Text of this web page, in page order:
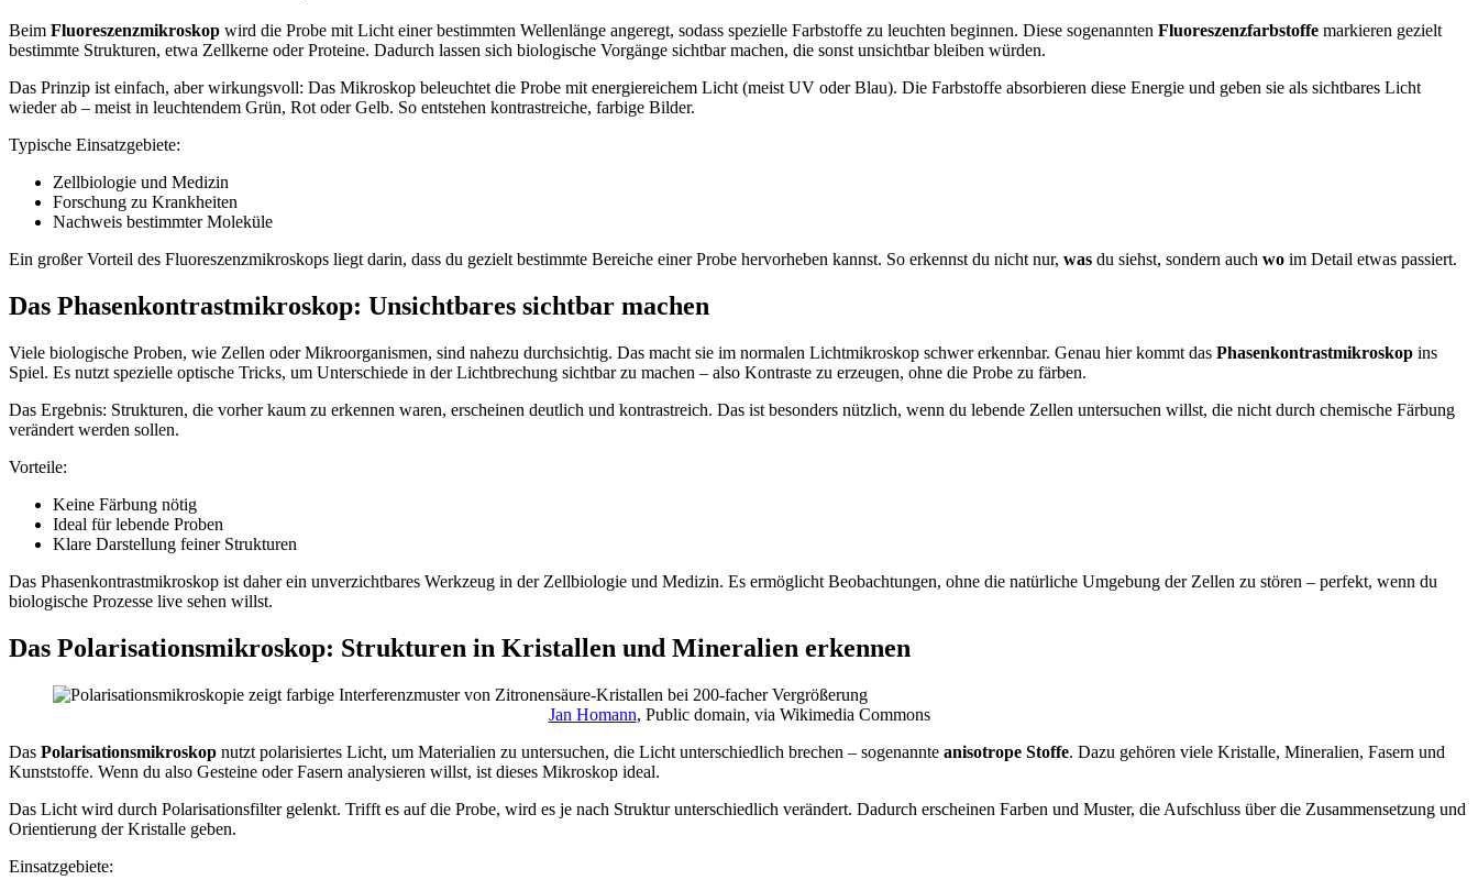
Beim Fluoreszenzmikroskop wird die Probe mit Licht einer bestimmten Wellenlänge angeregt, sodass spezielle Farbstoffe zu leuchten beginnen. Diese sogenannten Fluoreszenzfarbstoffe markieren gezielt
bestimmte Strukturen, etwa Zellkerne oder Proteine. Dadurch lassen sich biologische Vorgänge sichtbar machen, die sonst unsichtbar bleiben würden.
Das Prinzip ist einfach, aber wirkungsvoll: Das Mikroskop beleuchtet die Probe mit energiereichem Licht (meist UV oder Blau). Die Farbstoffe absorbieren diese Energie und geben sie als sichtbares Licht
wieder ab – meist in leuchtendem Grün, Rot oder Gelb. So entstehen kontrastreiche, farbige Bilder.
Typische Einsatzgebiete:
Zellbiologie und Medizin
Forschung zu Krankheiten
Nachweis bestimmter Moleküle
Ein großer Vorteil des Fluoreszenzmikroskops liegt darin, dass du gezielt bestimmte Bereiche einer Probe hervorheben kannst. So erkennst du nicht nur, was du siehst, sondern auch wo im Detail etwas passiert.
Das Phasenkontrastmikroskop: Unsichtbares sichtbar machen
Viele biologische Proben, wie Zellen oder Mikroorganismen, sind nahezu durchsichtig. Das macht sie im normalen Lichtmikroskop schwer erkennbar. Genau hier kommt das Phasenkontrastmikroskop ins
Spiel. Es nutzt spezielle optische Tricks, um Unterschiede in der Lichtbrechung sichtbar zu machen – also Kontraste zu erzeugen, ohne die Probe zu färben.
Das Ergebnis: Strukturen, die vorher kaum zu erkennen waren, erscheinen deutlich und kontrastreich. Das ist besonders nützlich, wenn du lebende Zellen untersuchen willst, die nicht durch chemische Färbung
verändert werden sollen.
Vorteile:
Keine Färbung nötig
Ideal für lebende Proben
Klare Darstellung feiner Strukturen
Das Phasenkontrastmikroskop ist daher ein unverzichtbares Werkzeug in der Zellbiologie und Medizin. Es ermöglicht Beobachtungen, ohne die natürliche Umgebung der Zellen zu stören – perfekt, wenn du
biologische Prozesse live sehen willst.
Das Polarisationsmikroskop: Strukturen in Kristallen und Mineralien erkennen
Jan Homann, Public domain, via Wikimedia Commons
Das Polarisationsmikroskop nutzt polarisiertes Licht, um Materialien zu untersuchen, die Licht unterschiedlich brechen – sogenannte anisotrope Stoffe. Dazu gehören viele Kristalle, Mineralien, Fasern und
Kunststoffe. Wenn du also Gesteine oder Fasern analysieren willst, ist dieses Mikroskop ideal.
Das Licht wird durch Polarisationsfilter gelenkt. Trifft es auf die Probe, wird es je nach Struktur unterschiedlich verändert. Dadurch erscheinen Farben und Muster, die Aufschluss über die Zusammensetzung und
Orientierung der Kristalle geben.
Einsatzgebiete: